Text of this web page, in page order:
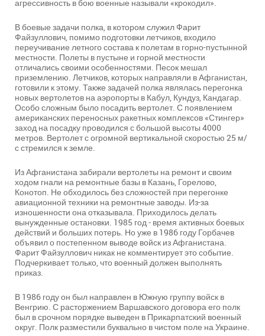
агрессивность в бою военные называли «крокодил».
В боевые задачи полка, в котором служил Фарит
Файзуллович, помимо подготовки летчиков, входило
переучивание летного состава к полетам в горно-пустынной
местности. Полеты в пустыне и горной местности
отличались своими особенностями. Песок мешал
приземлению. Летчиков, которых направляли в Афганистан,
готовили к этому. Также задачей полка являлась перегонка
новых вертолетов на аэропорты в Кабул, Кундуз, Кандагар.
Особо сложным было посадить вертолет. С появлением
американских переносных ракетных комплексов «Стингер»
заход на посадку проводился с большой высоты 4000
метров. Вертолет с огромной вертикальной скоростью 25 м/
с стремился к земле.
Из Афганистана забирали вертолеты на ремонт и своим
ходом гнали на ремонтные базы в Казань, Горелово,
Конотоп. Не обходилось без сложностей при перегонке
авиационной техники на ремонтные заводы. Из-за
изношенности она отказывала. Приходилось делать
вынужденные остановки. 1985 год - время активных боевых
действий и больших потерь. Но уже в 1986 году Горбачев
объявил о постепенном выводе войск из Афганистана.
Фарит Файзуллович никак не комментирует это событие.
Подчеркивает только, что военный должен выполнять
приказ.
В 1986 году он был направлен в Южную группу войск в
Венгрию. С расторжением Варшавского договора его полк
был в срочном порядке выведен в Прикарпатский военный
округ. Полк разместили буквально в чистом поле на Украине.